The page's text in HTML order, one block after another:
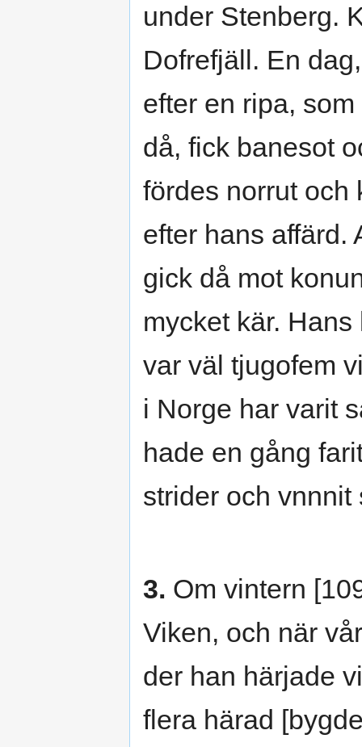
under Stenberg.
Dofrefjäll. En
efter en ripa,
då, fick banesot
fördes norrut och
efter hans affärd.
gick då mot
mycket kär.
var väl tjugofem
i Norge har varit
hade en gång
strider och vnnnit
3. Om vintern
Viken, och när
der han härjade
flera härad